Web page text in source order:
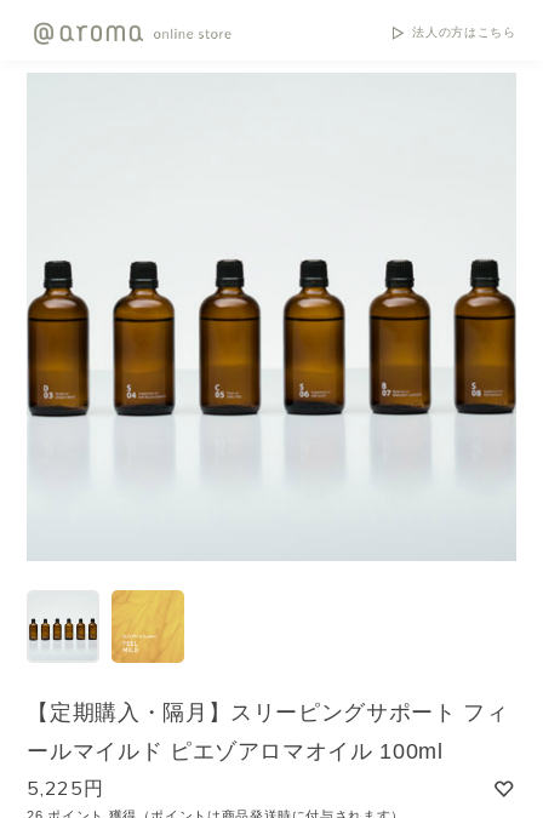
法人の方はこちら
【定期購入・隔月】スリーピングサポート フィ
ールマイルド ピエゾアロマオイル 100ml
5,225円